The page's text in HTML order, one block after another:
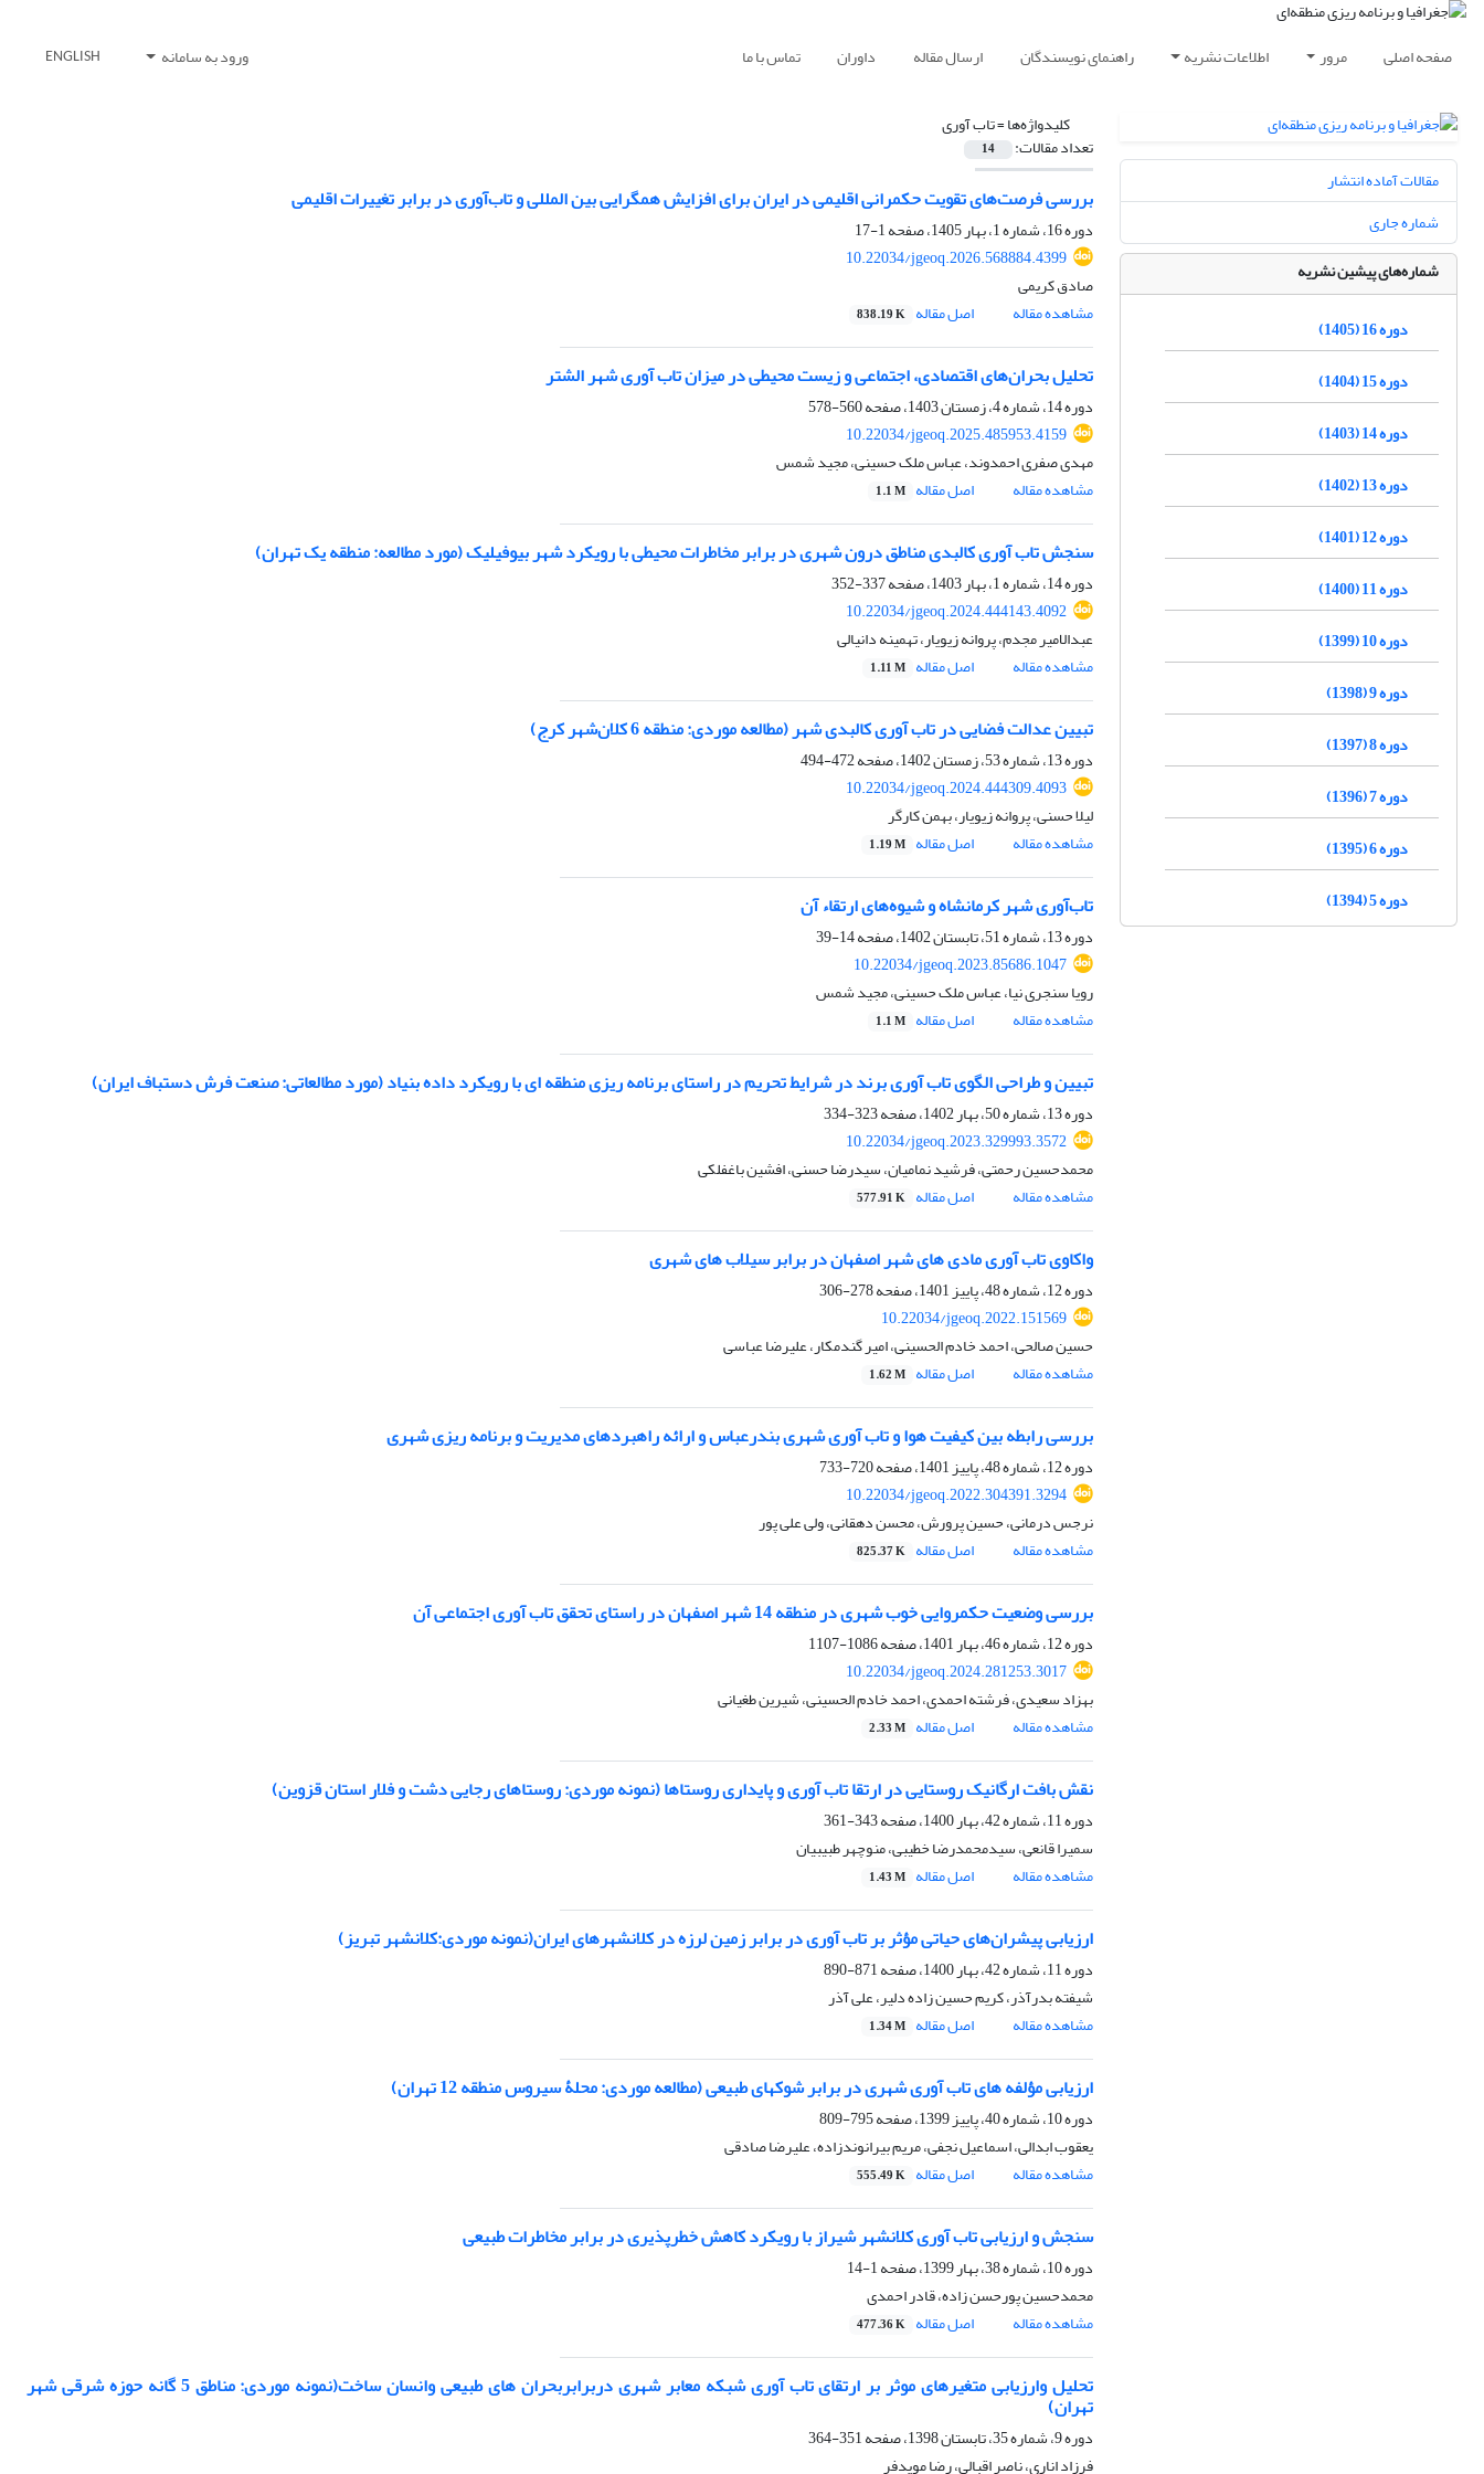
صفحه اصلی مرور اطلاعات نشریه راهنمای نویسندگان ارسال مقاله داوران تماس با ما ورود به سامانه ENGLISH
کلیدواژه‌ها =تاب آوری
تعداد مقالات: 14
بررسی فرصت‌های تقویت حکمرانی اقلیمی در ایران برای افزایش همگرایی بین المللی و تاب‌آوری در برابر تغییرات اقلیمی
دوره 16، شماره 1، بهار 1405، صفحه
1-17
10.22034/jgeoq.2026.568884.4399
صادق کریمی
مشاهده مقاله
اصل مقاله 838.19 K
تحلیل بحران‌های اقتصادی، اجتماعی و زیست محیطی در میزان تاب آوری شهر الشتر
دوره 14، شماره 4، زمستان 1403، صفحه
560-578
10.22034/jgeoq.2025.485953.4159
مهدی صفری احمدوند، عباس ملک حسینی، مجید شمس
مشاهده مقاله
اصل مقاله 1.1 M
سنجش تاب آوری کالبدی مناطق درون شهری در برابر مخاطرات محیطی با رویکرد شهر بیوفیلیک (مورد مطالعه: منطقه یک تهران)
دوره 14، شماره 1، بهار 1403، صفحه
337-352
10.22034/jgeoq.2024.444143.4092
عبدالامیر مجدم، پروانه زیویار، تهمینه دانیالی
مشاهده مقاله
اصل مقاله 1.11 M
تبیین عدالت فضایی در تاب آوری کالبدی شهر (مطالعه موردی: منطقه 6 کلان‌شهر کرج)
دوره 13، شماره 53، زمستان 1402، صفحه
472-494
10.22034/jgeoq.2024.444309.4093
لیلا حسنی، پروانه زیویار، بهمن کارگر
مشاهده مقاله
اصل مقاله 1.19 M
تاب‌آوری شهر کرمانشاه و شیوه‌های ارتقاء آن
دوره 13، شماره 51، تابستان 1402، صفحه
14-39
10.22034/jgeoq.2023.85686.1047
رویا سنجری نیا، عباس ملک حسینی، مجید شمس
مشاهده مقاله
اصل مقاله 1.1 M
تبیین و طراحی الگوی تاب آوری برند در شرایط تحریم در راستای برنامه ریزی منطقه ای با رویکرد داده بنیاد (مورد مطالعاتی: صنعت فرش دستباف ایران)
دوره 13، شماره 50، بهار 1402، صفحه
323-334
10.22034/jgeoq.2023.329993.3572
محمدحسین رحمتی، فرشید نمامیان، سیدرضا حسنی، افشین باغفلکی
مشاهده مقاله
اصل مقاله 577.91 K
واکاوی تاب آوری مادی های شهر اصفهان در برابر سیلاب های شهری
دوره 12، شماره 48، پاییز 1401، صفحه
278-306
10.22034/jgeoq.2022.151569
حسین صالحی، احمد خادم الحسینی، امیر گندمکار، علیرضا عباسی
مشاهده مقاله
اصل مقاله 1.62 M
بررسی رابطه بین کیفیت هوا و تاب آوری شهری بندرعباس و ارائه راهبردهای مدیریت و برنامه ریزی شهری
دوره 12، شماره 48، پاییز 1401، صفحه
720-733
10.22034/jgeoq.2022.304391.3294
نرجس درمانی، حسین پرورش، محسن دهقانی، ولی علی پور
مشاهده مقاله
اصل مقاله 825.37 K
بررسی وضعیت حکمروایی خوب شهری در منطقه 14 شهر اصفهان در راستای تحقق تاب آوری اجتماعی آن
دوره 12، شماره 46، بهار 1401، صفحه
1086-1107
10.22034/jgeoq.2024.281253.3017
بهزاد سعیدی، فرشته احمدی، احمد خادم الحسینی، شیرین طغیانی
مشاهده مقاله
اصل مقاله 2.33 M
نقش بافت ارگانیک روستایی در ارتقا تاب آوری و پایداری روستاها (نمونه موردی: روستاهای رجایی دشت و فلار استان قزوین)
دوره 11، شماره 42، بهار 1400، صفحه
343-361
سمیرا قانعی، سیدمحمدرضا خطیبی، منوچهر طبیبیان
مشاهده مقاله
اصل مقاله 1.43 M
ارزیابی پیشران‌های حیاتی مؤثر بر تاب آوری در برابر زمین لرزه در کلانشهرهای ایران(نمونه موردی:کلانشهر تبریز)
دوره 11، شماره 42، بهار 1400، صفحه
871-890
شیفته بدرآذر، کریم حسین زاده دلیر، علی آذر
مشاهده مقاله
اصل مقاله 1.34 M
ارزیابی مؤلفه های تاب آوری شهری در برابر شوکهای طبیعی (مطالعه موردی: محلۀ سیروس منطقه 12 تهران)
دوره 10، شماره 40، پاییز 1399، صفحه
795-809
یعقوب ابدالی، اسماعیل نجفی، مریم بیرانوندزاده، علیرضا صادقی
مشاهده مقاله
اصل مقاله 555.49 K
سنجش و ارزیابی تاب آوری کلانشهر شیراز با رویکرد کاهش خطرپذیری در برابر مخاطرات طبیعی
دوره 10، شماره 38، بهار 1399، صفحه
1-14
محمدحسین پورحسن زاده، قادر احمدی
مشاهده مقاله
اصل مقاله 477.36 K
تحلیل وارزیابی متغیرهای موثر بر ارتقای تاب آوری شبکه معابر شهری دربرابربحران های طبیعی وانسان ساخت(نمونه موردی: مناطق 5 گانه حوزه شرقی شهر
تهران)
دوره 9، شماره 35، تابستان 1398، صفحه
351-364
فرزاد اناری، ناصر اقبالی، رضا مویدفر
مقالات آماده انتشار
شماره جاری
شماره‌های پیشین نشریه
دوره 16 (1405)
دوره 15 (1404)
دوره 14 (1403)
دوره 13 (1402)
دوره 12 (1401)
دوره 11 (1400)
دوره 10 (1399)
دوره 9 (1398)
دوره 8 (1397)
دوره 7 (1396)
دوره 6 (1395)
دوره 5 (1394)